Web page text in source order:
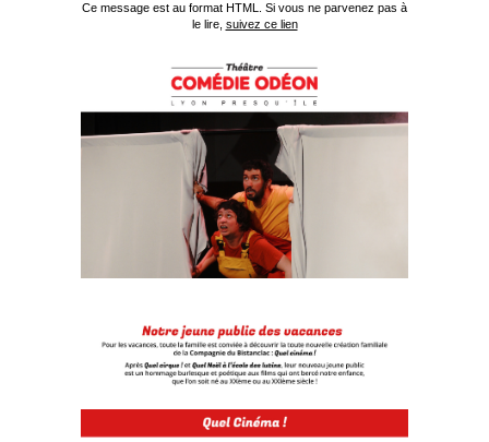
Ce message est au format HTML. Si vous ne parvenez pas à
le lire, suivez ce lien